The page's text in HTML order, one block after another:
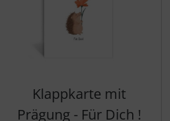
Klappkarte mit
Prägung - Für Dich !